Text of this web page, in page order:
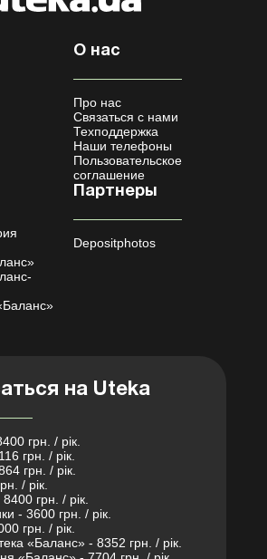
О нас
Про нас
Связаться с нами
Техподдержка
Наши телефоны
Пользовательское
соглашение
Партнеры
Depositphotos
на Uteka
грн. / рік.
грн. / рік.
грн. / рік.
/ рік.
грн. / рік.
- 3600 грн. / рік.
грн. / рік.
«Баланс» - 8352 грн. / рік.